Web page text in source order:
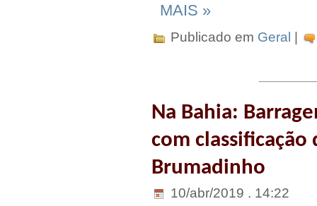
MAIS »
Publicado em Geral |
Na Bahia:
com
Brumadinho
10/abr/2019 . 14:22